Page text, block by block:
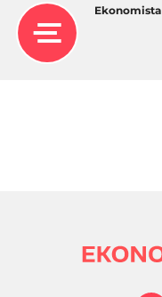
Ekonomista